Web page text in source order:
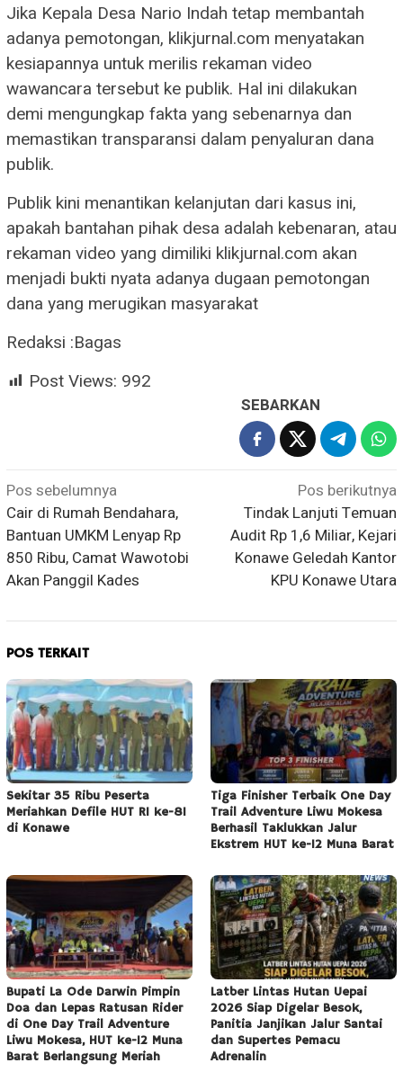
Jika Kepala Desa Nario Indah tetap membantah
adanya pemotongan, klikjurnal.com menyatakan
kesiapannya untuk merilis rekaman video
wawancara tersebut ke publik. Hal ini dilakukan
demi mengungkap fakta yang sebenarnya dan
memastikan transparansi dalam penyaluran dana
publik.
Publik kini menantikan kelanjutan dari kasus ini,
apakah bantahan pihak desa adalah kebenaran, atau
rekaman video yang dimiliki klikjurnal.com akan
menjadi bukti nyata adanya dugaan pemotongan
dana yang merugikan masyarakat
Redaksi :Bagas
Post Views: 992
SEBARKAN
Navigasi
pos
Pos sebelumnya
Cair di Rumah Bendahara,
Bantuan UMKM Lenyap Rp
850 Ribu, Camat Wawotobi
Akan Panggil Kades
Pos berikutnya
Tindak Lanjuti Temuan
Audit Rp 1,6 Miliar, Kejari
Konawe Geledah Kantor
KPU Konawe Utara
POS TERKAIT
Sekitar 35 Ribu Peserta
Meriahkan Defile HUT RI ke-81
di Konawe
Tiga Finisher Terbaik One Day
Trail Adventure Liwu Mokesa
Berhasil Taklukkan Jalur
Ekstrem HUT ke-12 Muna Barat
Bupati La Ode Darwin Pimpin
Doa dan Lepas Ratusan Rider
di One Day Trail Adventure
Liwu Mokesa, HUT ke-12 Muna
Barat Berlangsung Meriah
Latber Lintas Hutan Uepai
2026 Siap Digelar Besok,
Panitia Janjikan Jalur Santai
dan Supertes Pemacu
Adrenalin